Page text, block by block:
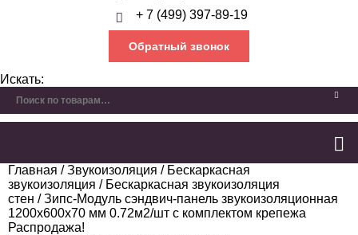
+ 7 (499) 397-89-19
Обратный звонок
Искать:
Главная /Звукоизоляция / Бескаркасная
звукоизоляция / Бескаркасная звукоизоляция
стен / Зипс-Модуль сэндвич-панель звукоизоляционная
1200х600х70 мм 0.72м2/шт с комплектом крепежа
Распродажа!